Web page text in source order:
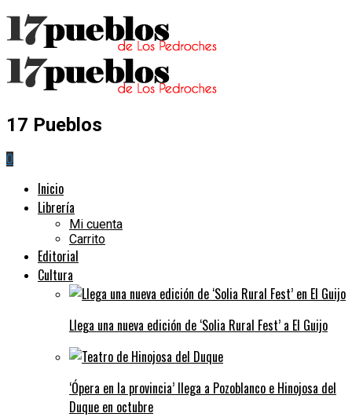
17 Pueblos
0
Inicio
Librería
Mi cuenta
Carrito
Editorial
Cultura
Llega una nueva edición de ‘Solia Rural Fest’ a El Guijo
‘Ópera en la provincia’ llega a Pozoblanco e Hinojosa del
Duque en octubre